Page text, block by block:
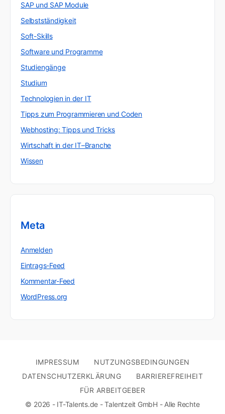
SAP und SAP Module
Selbstständigkeit
Soft-Skills
Software und Programme
Studiengänge
Studium
Technologien in der IT
Tipps zum Programmieren und Coden
Webhosting: Tipps und Tricks
Wirtschaft in der IT–Branche
Wissen
Meta
Anmelden
Eintrags-Feed
Kommentar-Feed
WordPress.org
IMPRESSUM
NUTZUNGSBEDINGUNGEN
DATENSCHUTZERKLÄRUNG
BARRIEREFREIHEIT
FÜR ARBEITGEBER
© 2026 - IT-Talents.de - Talentzeit GmbH - Alle Rechte